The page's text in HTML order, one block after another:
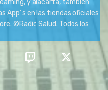
y alacarta, también
App´s en las tiendas oficiales
©Radio Salud. Todos los